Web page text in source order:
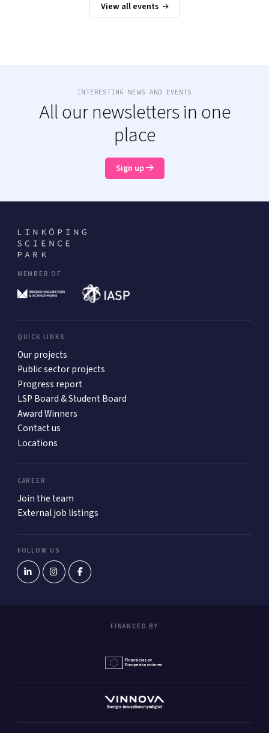
View all events
INTERESTING NEWS AND EVENTS
All our newsletters in one
place
Sign up
MEMBER OF
QUICK LINKS
Our projects
Public sector projects
Progress report
LSP Board & Student Board
Award Winners
Contact us
Locations
CAREER
Join the team
External job listings
FOLLOW US
FINANCED BY